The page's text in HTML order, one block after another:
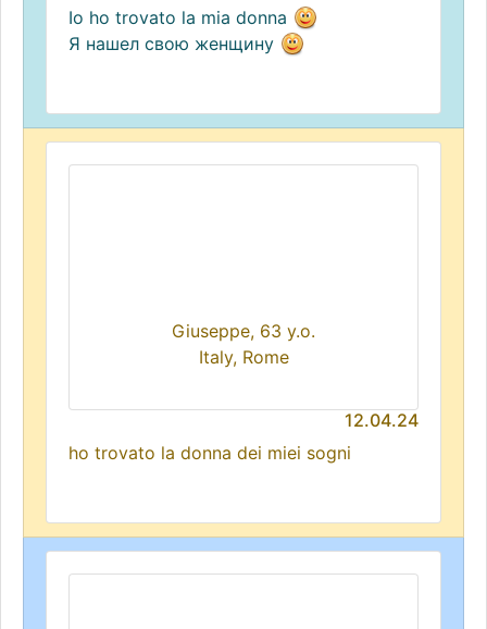
Io ho trovato la mia donna
Я нашел свою женщину
Giuseppe, 63 y.o.
Italy, Rome
12.04.24
ho trovato la donna dei miei sogni